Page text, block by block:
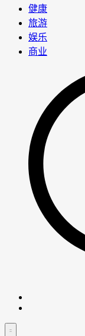
健康
旅游
娱乐
商业